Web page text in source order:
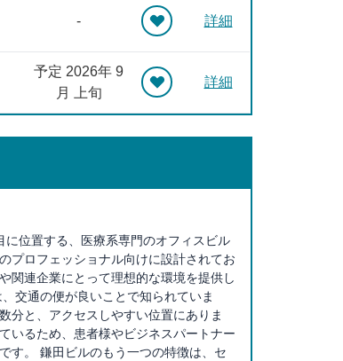
- 詳細
予定 2026年 9
月 上旬
詳細
位置する、医療系専門のオフィスビル
プロフェッショナル向けに設計されてお
関連企業にとって理想的な環境を提供し
交通の便が良いことで知られていま
分と、アクセスしやすい位置にありま
いるため、患者様やビジネスパートナー
す。 鎌田ビルのもう一つの特徴は、セ